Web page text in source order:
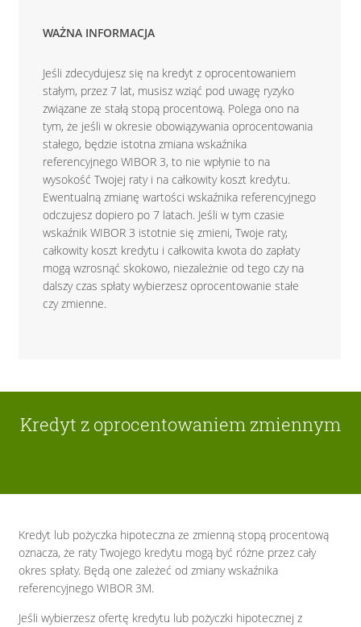
WAŻNA INFORMACJA
Jeśli zdecydujesz się na kredyt z oprocentowaniem
stałym, przez 7 lat, musisz wziąć pod uwagę ryzyko
związane ze stałą stopą procentową. Polega ono na
tym, że jeśli w okresie obowiązywania oprocentowania
stałego, będzie istotna zmiana wskaźnika
referencyjnego WIBOR 3, to nie wpłynie to na
wysokość Twojej raty i na całkowity koszt kredytu.
Ewentualną zmianę wartości wskaźnika referencyjnego
odczujesz dopiero po 7 latach. Jeśli w tym czasie
wskaźnik WIBOR 3 istotnie się zmieni, Twoje raty,
całkowity koszt kredytu i całkowita kwota do zapłaty
mogą wzrosnąć skokowo, niezależnie od tego czy na
dalszy czas spłaty wybierzesz oprocentowanie stałe
czy zmienne.
Kredyt z oprocentowaniem zmiennym
Kredyt lub pożyczka hipoteczna ze zmienną stopą procentową
oznacza, że raty Twojego kredytu mogą być różne przez cały
okres spłaty. Będą one zależeć od zmiany wskaźnika
referencyjnego WIBOR 3M.
Jeśli wybierzesz ofertę kredytu lub pożyczki hipotecznej z